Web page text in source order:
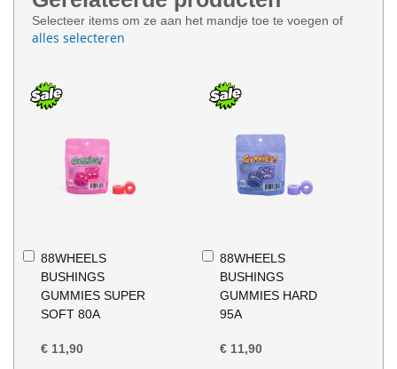
Selecteer items om ze aan het mandje toe te voegen of
alles selecteren
88WHEELS
BUSHINGS
GUMMIES SUPER
SOFT 80A
€ 11,90
In
Winkelwagen
88WHEELS
BUSHINGS
GUMMIES HARD
95A
€ 11,90
In
Winkelwagen